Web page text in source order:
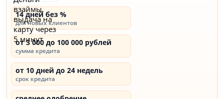
14 дней без %
для новых клиентов
от 3 000 до 100 000 рублей
сумма кредита
от 10 дней до 24 недель
срок кредита